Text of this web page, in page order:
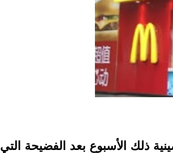
في بعض المدن الصينية ذلك الأسبوع بعد الفضيحة التي